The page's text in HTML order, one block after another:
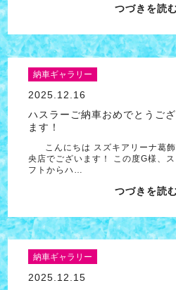
つづきを読
納車ギャラリー
2025.12.16
ハスラーご納車おめでとうご
ます！
こんにちは スズキアリーナ葛飾
央店でございます！ この度G様、ス
フトからハ…
つづきを読
納車ギャラリー
2025.12.15